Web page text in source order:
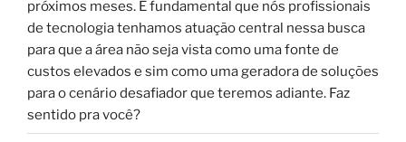
próximos meses. É fundamental que nós profissionais
de tecnologia tenhamos atuação central nessa busca
para que a área não seja vista como uma fonte de
custos elevados e sim como uma geradora de soluções
para o cenário desafiador que teremos adiante. Faz
sentido pra você?